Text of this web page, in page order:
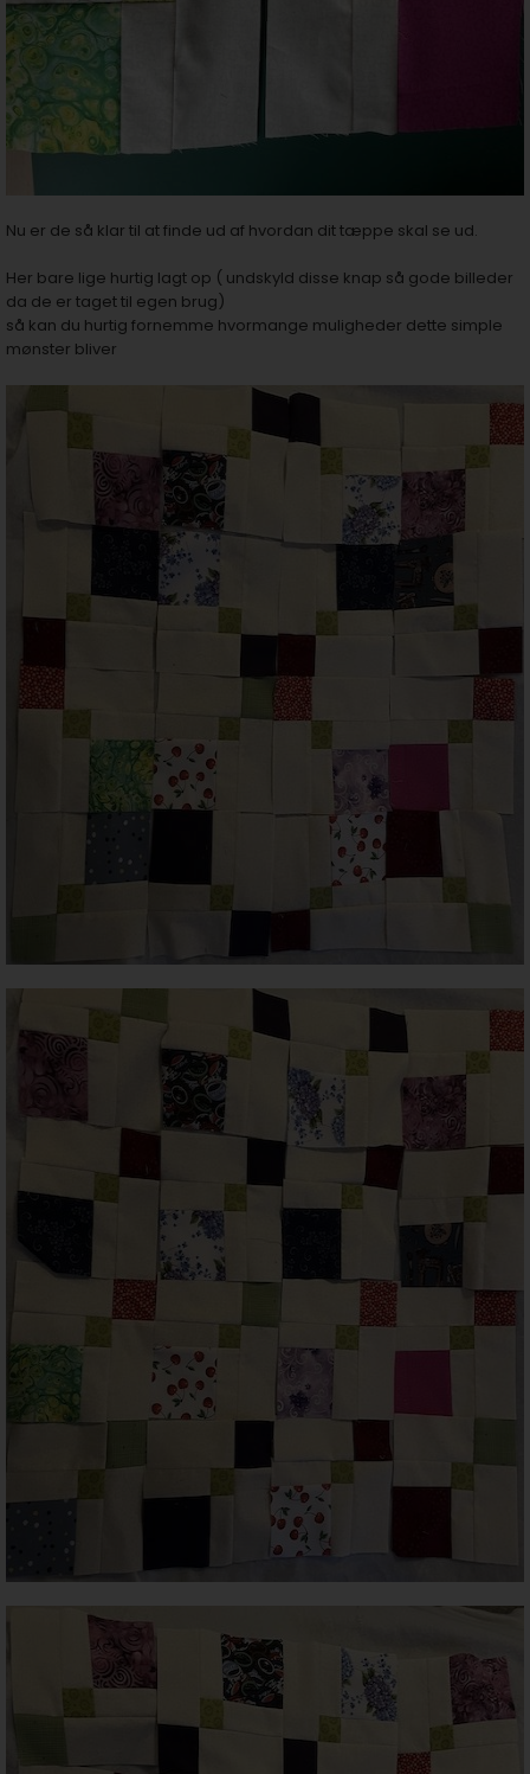
Nu er de så klar til at finde ud af hvordan dit tæppe skal se ud.
Her bare lige hurtig lagt op ( undskyld disse knap så gode billeder
da de er taget til egen brug)
så kan du hurtig fornemme hvormange muligheder dette simple
mønster bliver